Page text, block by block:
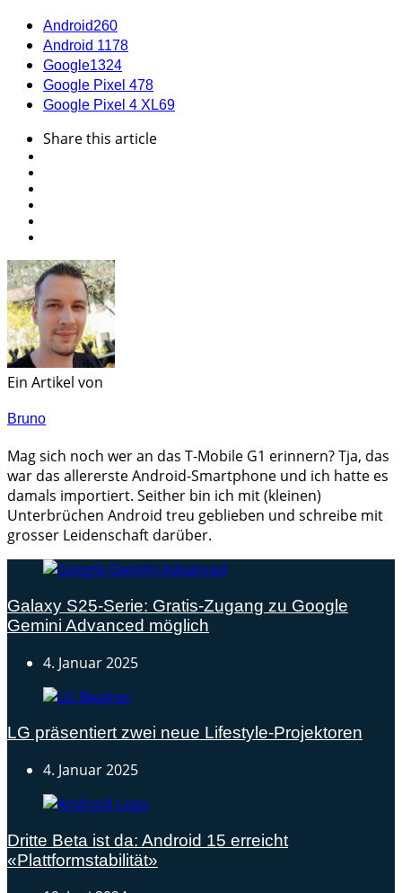
Android260
Android 1178
Google1324
Google Pixel 478
Google Pixel 4 XL69
Sharethis article
Ein Artikel von
Bruno
Mag sich noch wer an das T-Mobile G1 erinnern? Tja, das
war das allererste Android-Smartphone und ich hatte es
damals importiert. Seither bin ich mit (kleinen)
Unterbrüchen Android treu geblieben und schreibe mit
grosser Leidenschaft darüber.
Galaxy S25-Serie: Gratis-Zugang zu Google
Gemini Advanced möglich
4. Januar 2025
LG präsentiert zwei neue Lifestyle-Projektoren
4. Januar 2025
Dritte Beta ist da: Android 15 erreicht
«Plattformstabilität»